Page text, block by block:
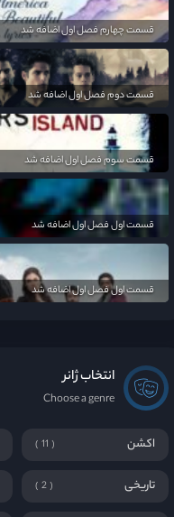
قسمت چهارم فصل اول اضافه شد
قسمت دوم فصل اول اضافه شد
قسمت سوم فصل اول اضافه شد
قسمت اول فصل اول اضافه شد
قسمت اول فصل اول اضافه شد
انتخاب ژانر
Choose a genre
اکشن 11
تاریخی 2